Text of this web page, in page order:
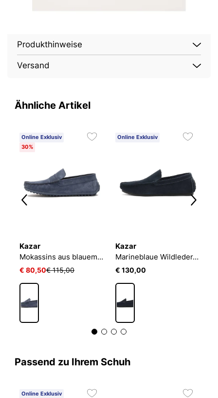
Produkthinweise
Versand
Ähnliche Artikel
Online Exklusiv
30%
Kazar
Mokassins aus blauem Wildleder auf einer Gummisohle mit Spikes
€ 80,50€ 115,00
Online Exklusiv
Kazar
Marineblaue Wildleder-Mokassins
€ 130,00
Passend zu Ihrem Schuh
Online Exklusiv